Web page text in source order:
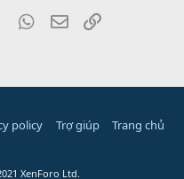
Tumblr WhatsApp
Email
policy Trợ giúp Trang chủ
XenForo Ltd.